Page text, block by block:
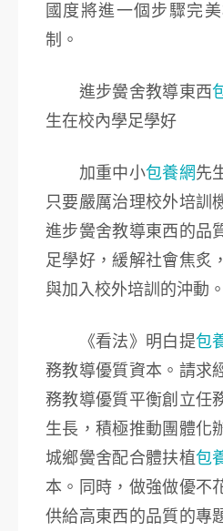
國度將進一個步驟完
制。
進步黌舍教導東西
生在校內學足學好
加重中小包養網先
只要嚴厲治理校外培訓
進步黌舍教導東西的品
足學好，緩解社會焦炙
與加入校外培訓的沖動。
《看法》明白提包
務教導優質資本。請求
務教導優質平衡創立任
生長，積極推動團體化
城鄉黌舍配合體扶植包
本。同時，做強做優不
供給高東西的品質的專